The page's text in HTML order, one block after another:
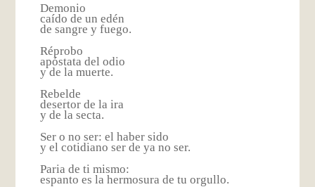
Demonio
caído de un edén
de sangre y fuego.
Réprobo
apóstata del odio
y de la muerte.
Rebelde
desertor de la ira
y de la secta.
Ser o no ser: el haber sido
y el cotidiano ser de ya no ser.
Paria de ti mismo:
espanto es la hermosura de tu orgullo.